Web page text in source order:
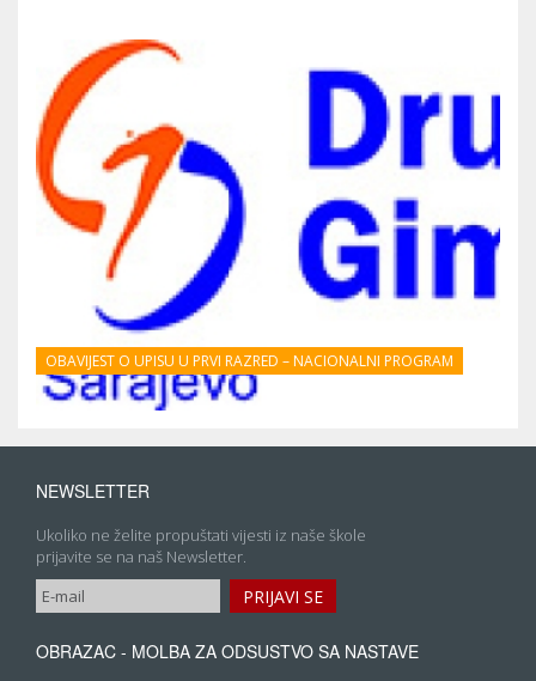
OBAVIJEST O UPISU U PRVI RAZRED – NACIONALNI PROGRAM
NEWSLETTER
Ukoliko ne želite propuštati vijesti iz naše škole
prijavite se na naš Newsletter.
OBRAZAC - MOLBA ZA ODSUSTVO SA NASTAVE